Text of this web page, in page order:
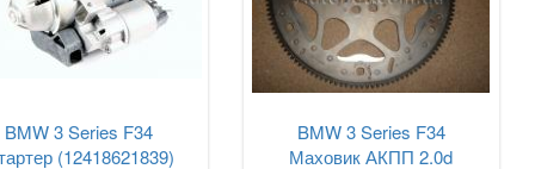
BMW 3 Series F34
(12418621839)
BMW 3 Series F34
Маховик АКПП 2.0d